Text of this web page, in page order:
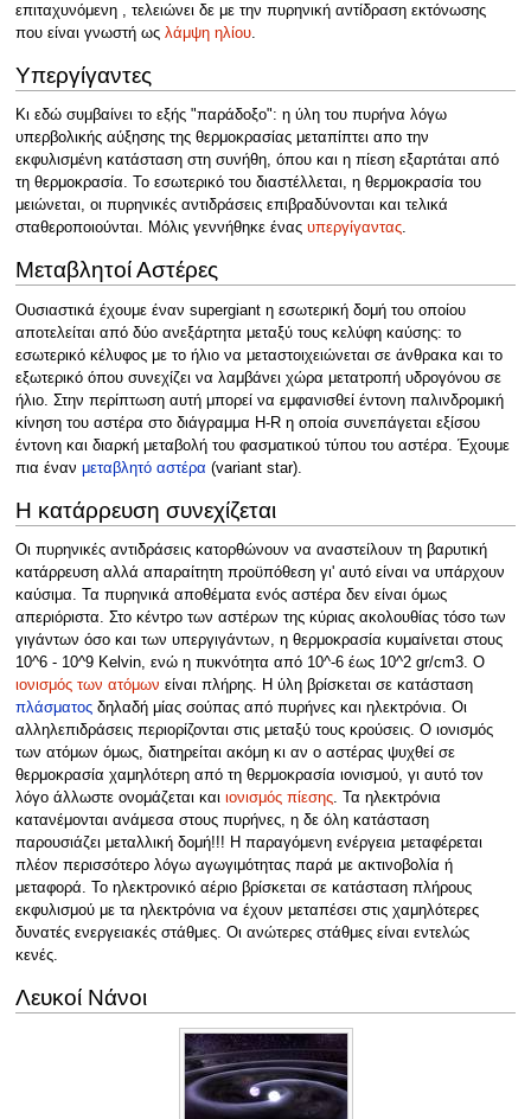
επιταχυνόμενη , τελειώνει δε με την πυρηνική αντίδραση εκτόνωσης
που είναι γνωστή ως λάμψη ηλίου.
Υπεργίγαντες
Κι εδώ συμβαίνει το εξής "παράδοξο": η ύλη του πυρήνα λόγω
υπερβολικής αύξησης της θερμοκρασίας μεταπίπτει απο την
εκφυλισμένη κατάσταση στη συνήθη, όπου και η πίεση εξαρτάται από
τη θερμοκρασία. Το εσωτερικό του διαστέλλεται, η θερμοκρασία του
μειώνεται, οι πυρηνικές αντιδράσεις επιβραδύνονται και τελικά
σταθεροποιούνται. Μόλις γεννήθηκε ένας υπεργίγαντας.
Μεταβλητοί Αστέρες
Ουσιαστικά έχουμε έναν supergiant η εσωτερική δομή του οποίου
αποτελείται από δύο ανεξάρτητα μεταξύ τους κελύφη καύσης: το
εσωτερικό κέλυφος με το ήλιο να μεταστοιχειώνεται σε άνθρακα και το
εξωτερικό όπου συνεχίζει να λαμβάνει χώρα μετατροπή υδρογόνου σε
ήλιο. Στην περίπτωση αυτή μπορεί να εμφανισθεί έντονη παλινδρομική
κίνηση του αστέρα στο διάγραμμα H-R η οποία συνεπάγεται εξίσου
έντονη και διαρκή μεταβολή του φασματικού τύπου του αστέρα. Έχουμε
πια έναν μεταβλητό αστέρα (variant star).
Η κατάρρευση συνεχίζεται
Οι πυρηνικές αντιδράσεις κατορθώνουν να αναστείλουν τη βαρυτική
κατάρρευση αλλά απαραίτητη προϋπόθεση γι' αυτό είναι να υπάρχουν
καύσιμα. Τα πυρηνικά αποθέματα ενός αστέρα δεν είναι όμως
απεριόριστα. Στο κέντρο των αστέρων της κύριας ακολουθίας τόσο των
γιγάντων όσο και των υπεργιγάντων, η θερμοκρασία κυμαίνεται στους
10^6 - 10^9 Kelvin, ενώ η πυκνότητα από 10^-6 έως 10^2 gr/cm3. O
ιονισμός των ατόμων είναι πλήρης. Η ύλη βρίσκεται σε κατάσταση
πλάσματοςδηλαδή μίας σούπας από πυρήνες και ηλεκτρόνια. Οι
αλληλεπιδράσεις περιορίζονται στις μεταξύ τους κρούσεις. Ο ιονισμός
των ατόμων όμως, διατηρείται ακόμη κι αν ο αστέρας ψυχθεί σε
θερμοκρασία χαμηλότερη από τη θερμοκρασία ιονισμού, γι αυτό τον
λόγο άλλωστε ονομάζεται και ιονισμός πίεσης. Τα ηλεκτρόνια
κατανέμονται ανάμεσα στους πυρήνες, η δε όλη κατάσταση
παρουσιάζει μεταλλική δομή!!! Η παραγόμενη ενέργεια μεταφέρεται
πλέον περισσότερο λόγω αγωγιμότητας παρά με ακτινοβολία ή
μεταφορά. Το ηλεκτρονικό αέριο βρίσκεται σε κατάσταση πλήρους
εκφυλισμού με τα ηλεκτρόνια να έχουν μεταπέσει στις χαμηλότερες
δυνατές ενεργειακές στάθμες. Οι ανώτερες στάθμες είναι εντελώς
κενές.
Λευκοί Νάνοι